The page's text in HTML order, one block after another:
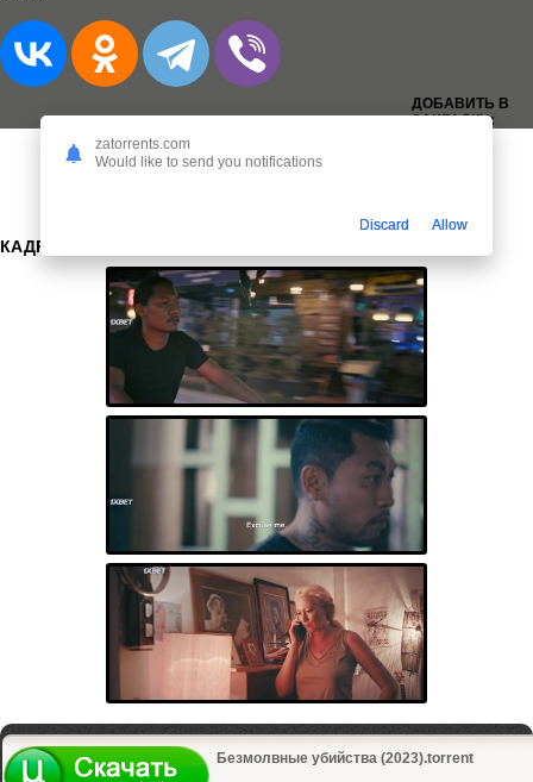
ДОБАВИТЬ В
ЗАКЛАДКИ:
КАДРЫ:
Безмолвные убийства (2023).torrent
zatorrents.com
Would like to send you notifications
Discard Allow